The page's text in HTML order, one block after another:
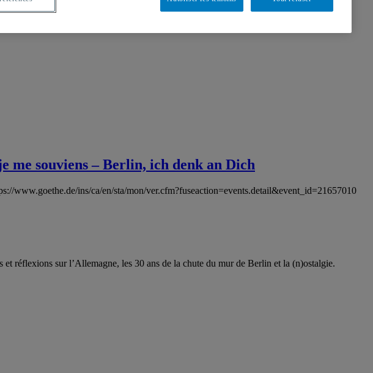
me souviens – Berlin, ich denk an Dich
www.goethe.de/ins/ca/en/sta/mon/ver.cfm?fuseaction=events.detail&event_id=21657010
réflexions sur l’Allemagne, les 30 ans de la chute du mur de Berlin et la (n)ostalgie.